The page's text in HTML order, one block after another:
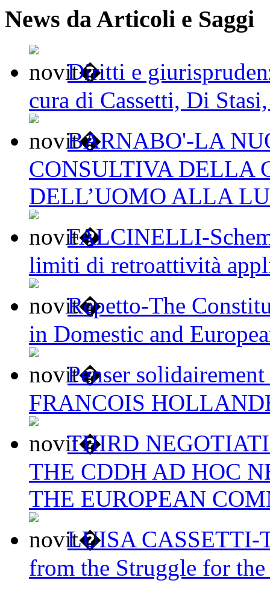
News da Articoli e Saggi
Diritti e
cura di Cassetti, Di
BARNABO'-LA
CONSULTIVA DELLA
DELL’UOMO ALLA
FALCINELLI-
limiti di retroattività
Repetto-The
in Domestic and
Penser
FRANCOIS
THIRD
THE CDDH AD HOC
THE EUROPEAN
LUISA CASSETTI-
from the Struggle for